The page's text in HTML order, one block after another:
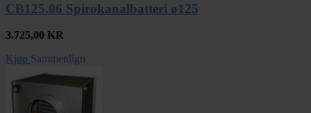
CB125.06 Spirokanalbatteri ø125
3.725,00 KR
Kjøp Sammenlign